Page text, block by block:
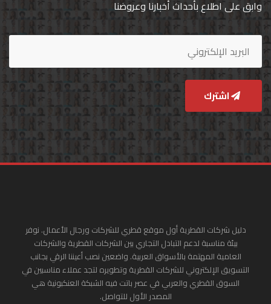
وابق على اطلاع بأحداث أخبارنا وعروضنا
اشترك
دليل شركات القطرية أول موقع قطري للشركات ورجال الأعمال. نوفر
بيئة مناسبة لدعم التبادل التجاري بين الشركات القطرية والشركات
العامية المهتمة بالأسواق العربية. واضعين نصب أعيننا الرقي بجانب
التسويق الإلكتروني للشركات القطرية وتطويره لتجد عملاء مناسبين في
السوق القطري والعربي في عصر باتت فيه الشبكة العنكبونية هي
المصدر الأول للتواصل.